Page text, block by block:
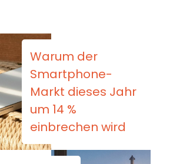
Warum der
Smartphone-
Markt dieses Jahr
um 14 %
einbrechen wird